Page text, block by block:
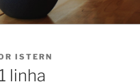
ISTERN
linha